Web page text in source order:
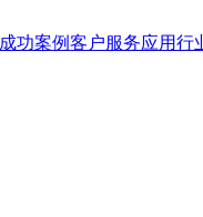
成功案例客户服务应用行